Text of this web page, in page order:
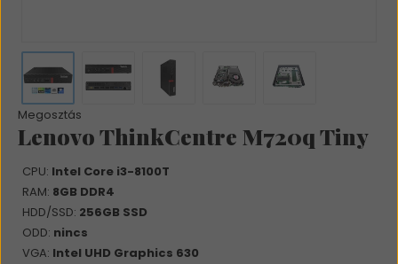
Megosztás
Lenovo ThinkCentre M720q Tiny
CPU: Intel Core i3-8100T
RAM: 8GB DDR4
HDD/SSD: 256GB SSD
ODD: nincs
VGA: Intel UHD Graphics 630